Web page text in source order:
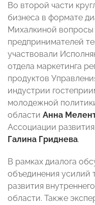
Во второй части
бизнеса в формате
Михалкиной вопросы
предпринимателей
участвовали
отдела маркетинга
продуктов
индустрии
молодежной
области Анна
Ассоциации
Галина Гриднева.
В рамках диалога
объединения усилий
развития
области. Также